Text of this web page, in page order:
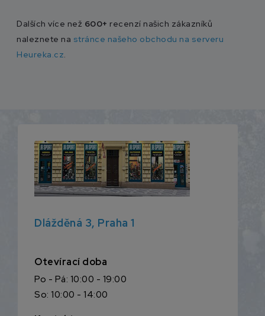
Dalších více než 600+ recenzí našich zákazníků
naleznete na stránce našeho obchodu na serveru
Heureka.cz.
Dlážděná 3, Praha 1
Otevírací doba
Po - Pá: 10:00 - 19:00
So: 10:00 - 14:00